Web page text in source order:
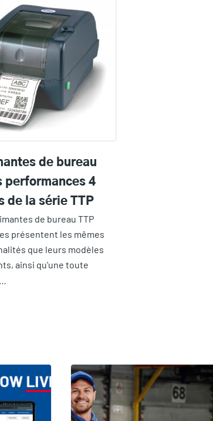
de bureau
performances 4
de la série TTP
de bureau TTP
présentent les mêmes
que leurs modèles
ainsi qu'une toute